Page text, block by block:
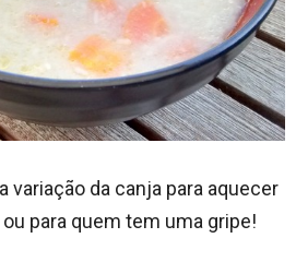
variação da canja para aquecer
para quem tem uma gripe!